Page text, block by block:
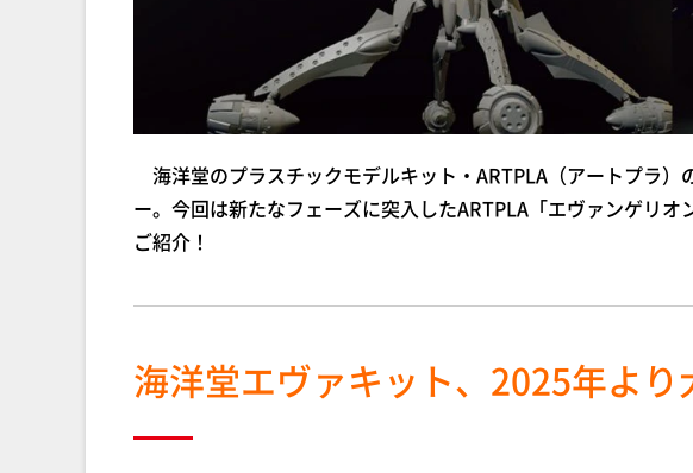
海洋堂のプラスチックモデルキット・ARTPLA（アートプラ
ー。今回は新たなフェーズに突入したARTPLA「エヴァンゲリ
ご紹介！
海洋堂エヴァキット、2025年より